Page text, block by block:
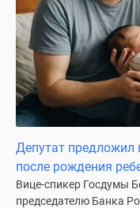
дома
Москве
Программа
реновации
Москве
Новостройки
премиум-
класса
Новостройки
Депутат предложил
после рождения
Вице-спикер Госдумы
председателю Банка